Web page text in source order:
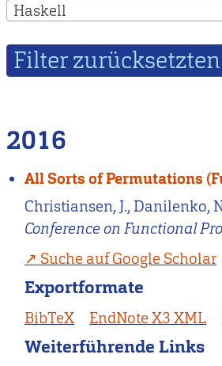
Haskell
2016
All Sorts of Permutations
Christiansen, J., Danilenko,
Conference on Functional
Suche auf Google Scholar
Exportformate
BibTeX EndNote X3 XML
Weiterführende Links